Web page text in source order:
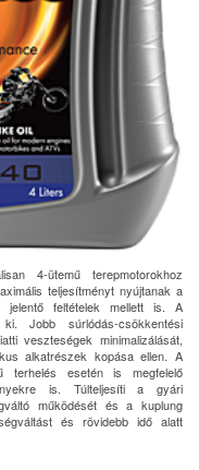
4-ütemű terepmotorokhoz
teljesítményt nyújtanak a
jelentő feltételek mellett is. A
Jobb súrlódás-csökkentési
veszteségek minimalizálását,
alkatrészek kopása ellen. A
terhelés esetén is megfelelő
is. Túlteljesíti a gyári
működését és a kuplung
és rövidebb idő alatt